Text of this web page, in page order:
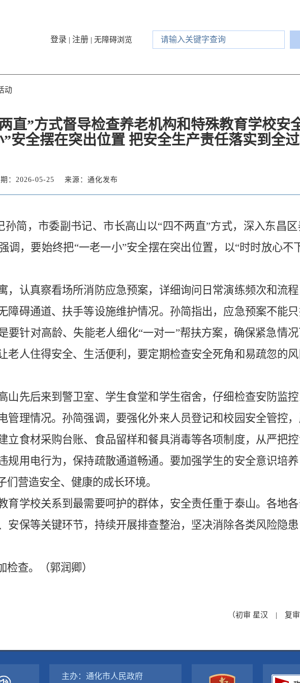
登录 | 注册 | 无障碍浏览
动
直”方式督导检查养老机构和特殊教育学校安
安全摆在突出位置 把安全生产责任落实到全
期：2026-05-25 来源：通化发布
，市委副书记、市长高山以“四不两直”方式，深入东昌区
调，要始终把“一老一小”安全摆在突出位置，以“时时放心不
认真察看场所消防应急预案，详细询问日常演练频次和流
障碍通道、扶手等设施维护情况。孙简指出，应急预案不能
要针对高龄、失能老人细化“一对一”帮扶方案，确保紧急情
老人住得安全、生活便利，要定期检查安全死角和易疏忽的
先后来到警卫室、学生食堂和学生宿舍，仔细检查安防监控
管理情况。孙简强调，要强化外来人员登记和校园安全管控，
立食材采购台账、食品留样和餐具消毒等各项制度，从严把控
规用电行为，保持疏散通道畅通。要加强学生的安全意识培
营造安全、健康的成长环境。
学校关系到最需要呵护的群体，安全责任重于泰山。各地各
安保等关键环节，持续开展排查整治，坚决消除各类风险隐
查。（郭润卿）
（初审 星汉 | 复
主办：通化市人民政府